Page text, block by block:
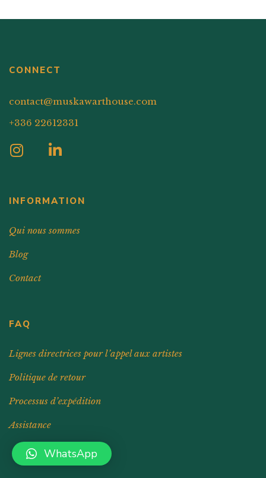
CONNECT
contact@muskawarthouse.com
+336 22612331
INFORMATION
Qui nous sommes
Blog
Contact
FAQ
Lignes directrices pour l’appel aux artistes
Politique de retour
Processus d’expédition
Assistance
WhatsApp